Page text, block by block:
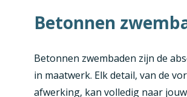
Betonnen
Betonnen zwembaden zijn de
in maatwerk. Elk detail, van de
afwerking, kan volledig naar